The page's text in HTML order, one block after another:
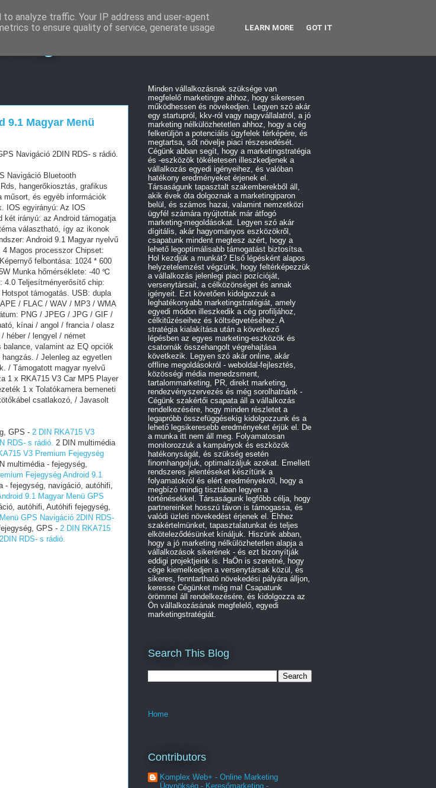
9.1 Magyar Menü
Navigáció 2DIN RDS- s rádió.
Navigáció Bluetooth
hangerőkiosztás, grafikus
műsort, és egyéb információk
IOS egyirányú: Az IOS
két irányú: az Android támogatja
választható, így az ikonok
Android 9.1 Magyar nyelvű
Magos processzor Chipset:
felbontása: 1024 * 600
Munka hőmérséklete: -40 ℃
4.0 Teljesítményerősítő chip:
támogatás. USB: dupla
/ FLAC / WAV / MP3 / WMA
PNG / JPEG / JPG / GIF /
kínai / angol / francia / olasz
héber / lengyel / német
balance, valamint az EQ opciók
/ Jelenleg az egyetlen
/ Támogatott magyar nyelvű
1 x RKA715 V3 Car MP5 Player
1 x Tolatókamera bemeneti
csatlakozó, / Javasolt
GPS - 2 DIN RKA715 V3
RDS- s rádió. 2 DIN multimédia
V3 Premium Fejegység
multimédia - fejegység,
Fejegység Android 9.1
- fejegység, navigáció, autóhifi,
9.1 Magyar Menü GPS
autóhifi, Autóhifi fejegység,
GPS Navigáció 2DIN RDS-
GPS - 2 DIN RKA715
RDS- s rádió.
Minden vállalkozásnak szüksége van
megfelelő marketingre ahhoz, hogy sikeresen
működhessen és növekedjen. Legyen szó akár
egy startupról, kkv-ról vagy nagyvállalatról, a jó
marketing nélkülözhetetlen ahhoz, hogy a cég
felkerüljön a potenciális ügyfelek térképére, és
megtartsa, sőt növelje piaci részesedését.
Cégünk abban segít, hogy a marketingstratégia
és -eszközök tökéletesen illeszkedjenek a
vállalkozás egyedi igényeihez, és valóban
hatékony eredményeket érjenek el.
Társaságunk tapasztalt szakemberekből áll,
akik évek óta dolgoznak a marketingiparon
belül, és számos hazai, valamint nemzetközi
ügyfél számára nyújtottak már átfogó
marketing-megoldásokat. Legyen szó akár
dígitális, akár hagyományos eszközökről,
csapatunk mindent megtesz azért, hogy a
lehető legoptimálisabb támogatást biztosítsa.
Hol kezdjük a munkát? Első lépésként alapos
helyzetelemzést végzünk, hogy feltérképezzük
a vállalkozás jelenlegi piaci pozícióját,
versenytársait, a célközönséget és annak
igényeit. Ezt követően kidolgozzuk a
leghatékonyabb marketingstratégiát, amely
egyedi módon illeszkedik a cég profiljához,
célkitűzéseihez és költségvetéséhez. A
stratégia kialakítása után a következő
lépésben az egyes marketing-eszközök és
csatornák összehangolt végrehajtása
következik. Legyen szó akár online, akár
offline megoldásokról - weboldal-fejlesztés,
közösségi média menedzsment,
tartalommarketing, PR, direkt marketing,
rendezvényszervezés és még sorolhatnánk -
Cégünk szakértői csapata áll a vállalkozás
rendelkezésére, hogy minden részletet a
legapróbb összefüggésekig kidolgozzunk és a
lehető legsikeresebb eredményeket érjük el. De
a munka itt nem áll meg. Folyamatosan
monitorozzuk a kampányok és eszközök
hatékonyságát, és szükség esetén
finomhangoljuk, optimalizáljuk azokat. Emellett
rendszeres jelentéseket készítünk a
folyamatokról és elért eredményekről, hogy a
megbízó mindig tisztában legyen a
történésekkel. Társaságunk legfőbb célja, hogy
partnereinket hosszú távon is támogassa, és
valódi üzleti növekedést érjenek el. Ehhez
szakértelmünket, tapasztalatunkat és teljes
elköteleződésünket kínáljuk. Hiszünk abban,
hogy a jó marketing nélkülözhetetlen alapja a
vállalkozások sikerének - és ezt bizonyítják
eddigi projektjeink is. HaÖn is szeretné, hogy
cége kiemelkedjen a versenytársak közül, és
sikeres, fenntartható növekedési pályára álljon,
keresse Cégünket még ma! Csapatunk
örömmel áll rendelkezésére, és kidolgozza az
Ön vállalkozásának megfelelő, egyedi
marketingstratégiát.
Search This Blog
Home
Contributors
Komplex Web+ - Online Marketing
Ügynökség - Keresőmarketing -
analyze traffic. Your IP address and user-agent
to ensure quality of service, generate usage
LEARN MORE GOT IT